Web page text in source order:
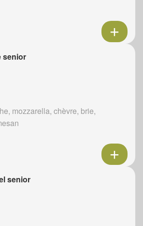
senior
mozzarella, chèvre, brie,
senior